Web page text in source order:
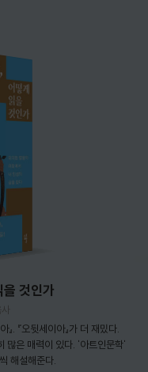
것인가
다.
많은 매력이 있다. '아트인문학'
해설해준다.